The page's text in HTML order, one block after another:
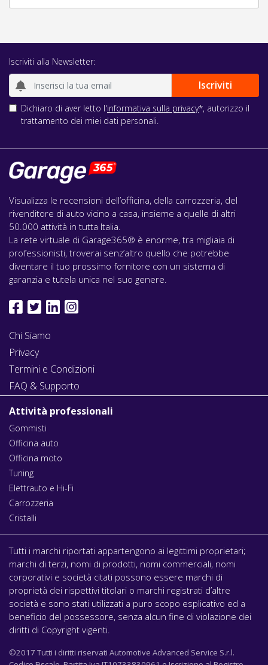
Iscriviti alla Newsletter:
Dichiaro di aver letto l'informativa sulla privacy*, autorizzo il
trattamento dei miei dati personali.
Visualizza le recensioni dell’officina, della carrozzeria, del
rivenditore di auto vicino a casa, insieme a quelle di altri
50.000 attività in tutta Italia.
La rete virtuale di Garage365® è enorme, tra migliaia di
professionisti, troverai senz’altro quello che potrebbe
diventare il tuo prossimo fornitore con un sistema di
garanzia e tutela unica nel suo genere.
Chi Siamo
Privacy
Termini e Condizioni
FAQ & Supporto
Attività professionali
Gommisti
Officina auto
Officina moto
Tuning
Elettrauto e Hi-Fi
Carrozzeria
Cristalli
Tutti i marchi riportati appartengono ai legittimi proprietari;
marchi di terzi, nomi di prodotti, nomi commerciali, nomi
corporativi e società citati possono essere marchi di
proprietà dei rispettivi titolari o marchi registrati d’altre
società e sono stati utilizzati a puro scopo esplicativo ed a
beneficio del possessore, senza alcun fine di violazione dei
diritti di Copyright vigenti.
©2017 Tutti i diritti riservati Automotive Advanced Service S.r.l.